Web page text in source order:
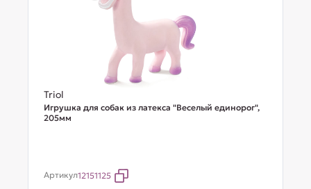
Triol
Игрушка для собак из латекса "Веселый единорог",
205мм
Артикул12151125